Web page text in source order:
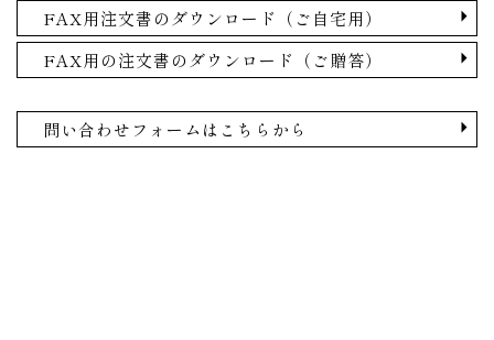
FAX用注文書のダウンロード（ご自宅用）
FAX用の注文書のダウンロード（ご贈答）
問い合わせフォームはこちらから